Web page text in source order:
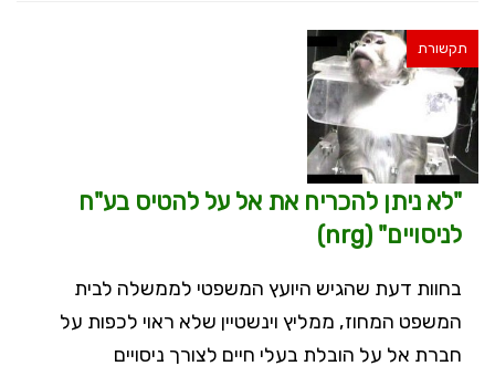
תקשורת
"לא ניתן להכריח את אל על להטיס בע"ח
לניסויים" (nrg)
בחוות דעת שהגיש היועץ המשפטי לממשלה לבית
המשפט המחוז, ממליץ וינשטיין שלא ראוי לכפות על
חברת אל על הובלת בעלי חיים לצורך ניסויים